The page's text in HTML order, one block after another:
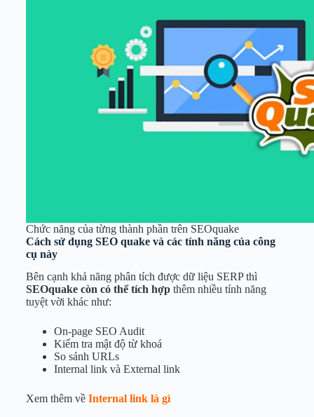
Chức năng của từng thành phần trên SEOquake
Cách sử dụng SEO quake và các tính năng của công
cụ này
Bên cạnh khả năng phân tích được dữ liệu SERP thì
SEOquake còn có thể tích hợpthêm nhiều tính năng
tuyệt vời khác như:
On-page SEO Audit
Kiểm tra mật độ từ khoá
So sánh URLs
Internal link và External link
Xem thêm vềInternal link là gì